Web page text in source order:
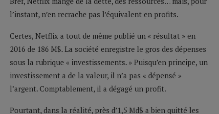
l’instant, n’en recrache pas l’équivalent en profits.
Certes, Netflix a tout de même publié un « résultat » en
2016 de 186 M$. La société enregistre le gros des dépenses
sous la rubrique « investissements. » Puisqu’en principe, un
investissement a de la valeur, il n’a pas « dépensé »
l’argent. Comptablement, il a dégagé un profit.
Pourtant, dans la réalité, près d’1,5 Md$ a bien quitté les